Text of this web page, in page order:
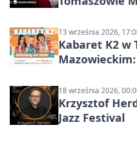
13 września 2026,
Kabaret K2 w
Społecznej
18 września 2026,
Krzysztof
Jazz Festival